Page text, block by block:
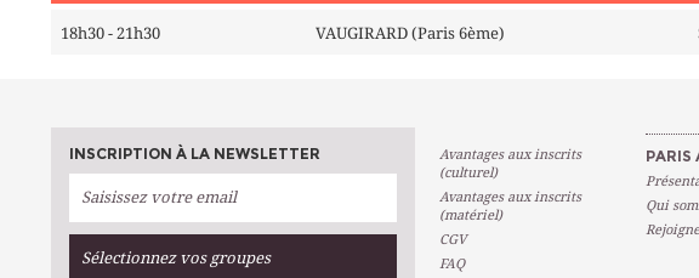
18h30 - 21h30 VAUGIRARD (Paris 6ème)
INSCRIPTION À LA NEWSLETTER
Sélectionnez vos groupes
Avantages aux inscrits
(culturel)
Avantages aux inscrits
(matériel)
CGV
FAQ
PARIS
Qui